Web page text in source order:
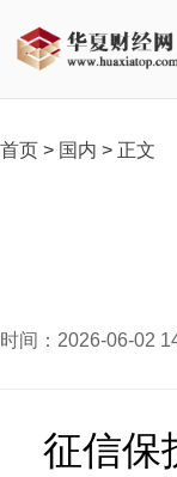
首页 > 国内 > 正文
时间：2026-06-02
征信保